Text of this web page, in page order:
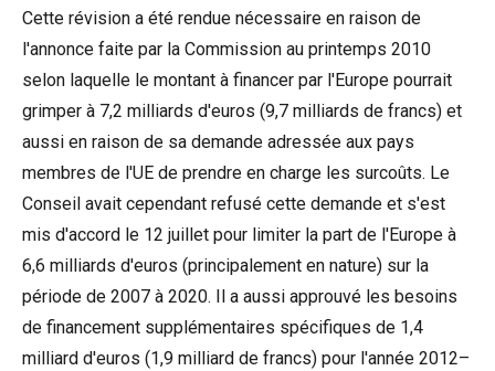
Cette révision a été rendue nécessaire en raison de
l'annonce faite par la Commission au printemps 2010
selon laquelle le montant à financer par l'Europe pourrait
grimper à 7,2 milliards d'euros (9,7 milliards de francs) et
aussi en raison de sa demande adressée aux pays
membres de l'UE de prendre en charge les surcoûts. Le
Conseil avait cependant refusé cette demande et s'est
mis d'accord le 12 juillet pour limiter la part de l'Europe à
6,6 milliards d'euros (principalement en nature) sur la
période de 2007 à 2020. Il a aussi approuvé les besoins
de financement supplémentaires spécifiques de 1,4
milliard d'euros (1,9 milliard de francs) pour l'année 2012–